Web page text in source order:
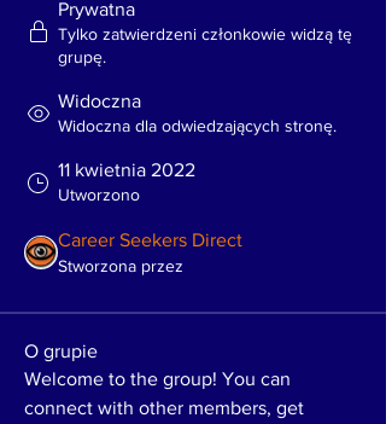
Prywatna
Tylko zatwierdzeni członkowie widzą tę
grupę.
Widoczna
Widoczna dla odwiedzających stronę.
11 kwietnia 2022
Utworzono
Career Seekers Direct
Stworzona przez
O grupie
Welcome to the group! You can
connect with other members, get